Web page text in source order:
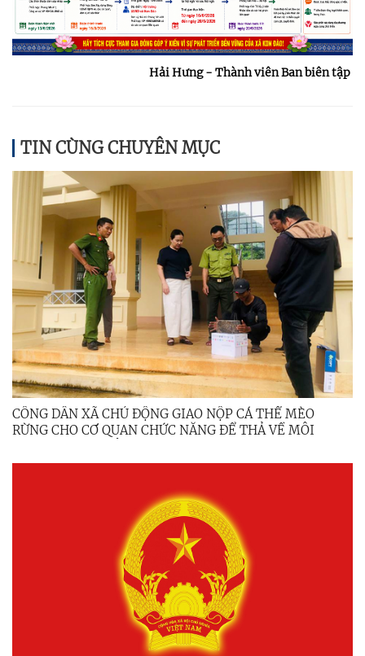
Hải Hưng - Thành viên Ban biên tập
TIN CÙNG CHUYÊN MỤC
CÔNG DÂN XÃ CHỦ ĐỘNG GIAO NỘP CÁ THỂ MÈO
RỪNG CHO CƠ QUAN CHỨC NĂNG ĐỂ THẢ VỀ MÔI